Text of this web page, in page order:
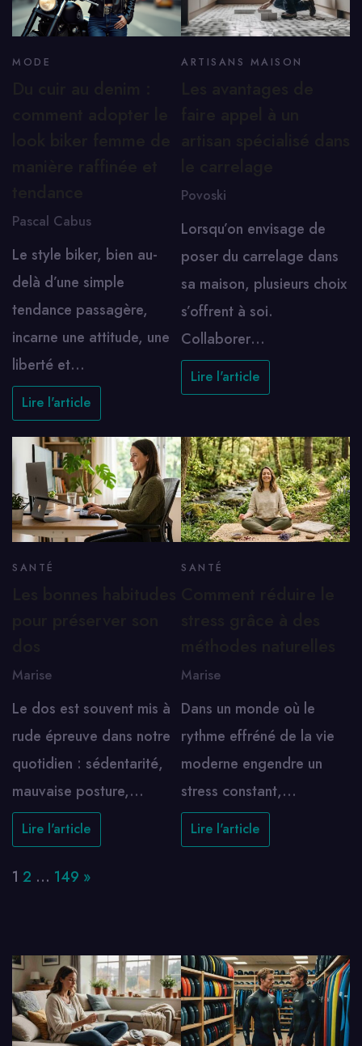
MODE
Pascal Cabus
Le style biker, bien au-
delà d’une simple
tendance passagère,
incarne une attitude, une
liberté et…
Lire l'article
ARTISANS MAISON
Povoski
Lorsqu’on envisage de
poser du carrelage dans
sa maison, plusieurs choix
s’offrent à soi.
Collaborer…
Lire l'article
SANTÉ
Marise
Le dos est souvent mis à
rude épreuve dans notre
quotidien : sédentarité,
mauvaise posture,…
Lire l'article
SANTÉ
Marise
Dans un monde où le
rythme effréné de la vie
moderne engendre un
stress constant,…
Lire l'article
Page:
1 2 … 149 Next
»